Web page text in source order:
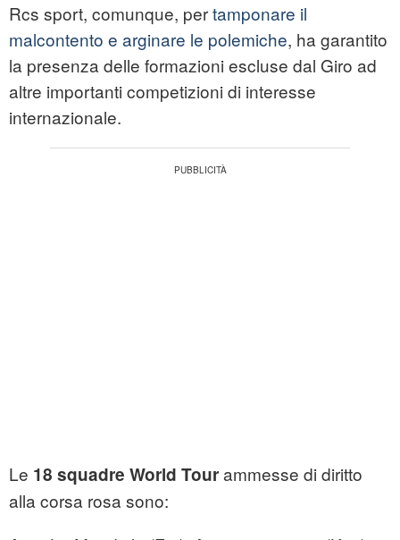
Rcs sport, comunque, pertamponare il
malcontento e arginare le polemiche, ha garantito
la presenza delle formazioni escluse dal Giro ad
altre importanti competizioni di interesse
internazionale.
Le 18 squadre World Tourammesse di diritto
alla corsa rosa sono: